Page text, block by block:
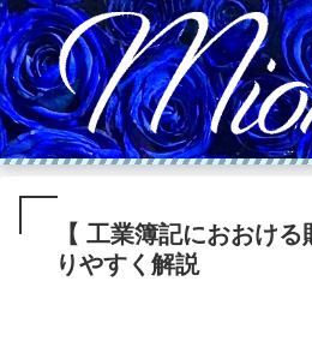
【 工業簿記におおけ
りやすく解説